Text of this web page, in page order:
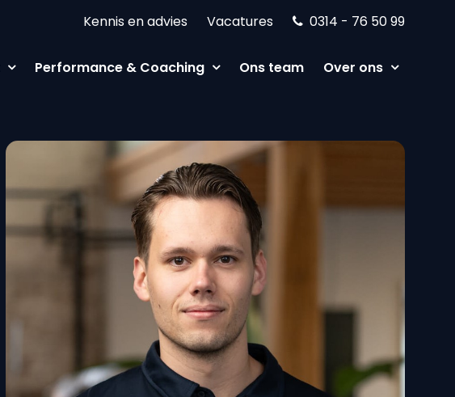
Performance & Coaching Ons team Over ons
Kennis en advies Vacatures 0314 - 76 50 99